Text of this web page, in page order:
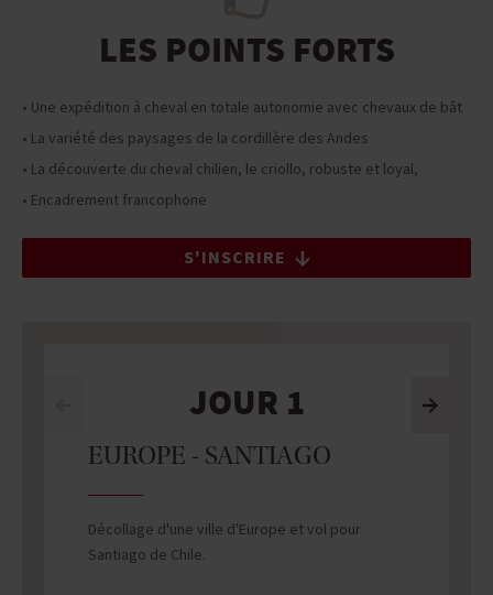
LES POINTS FORTS
• Une expédition à cheval en totale autonomie avec chevaux de bât
• La variété des paysages de la cordillère des Andes
• La découverte du cheval chilien, le criollo, robuste et loyal,
• Encadrement francophone
S'INSCRIRE
JOUR 1
EUROPE - SANTIAGO
Décollage d'une ville d'Europe et vol pour
Santiago de Chile.